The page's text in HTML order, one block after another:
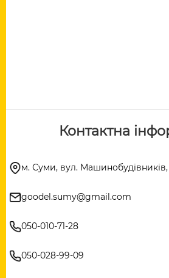
Контактна
м. Суми, вул. Машинобудівників,
goodel.sumy@gmail.com
050-010-71-28
050-028-99-09